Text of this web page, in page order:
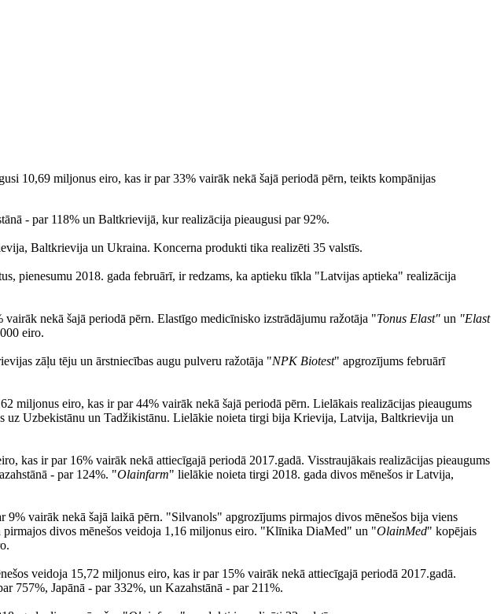
10,69 miljonus eiro, kas ir par 33% vairāk nekā šajā periodā pērn, teikts kompānijas
- par 118% un Baltkrievijā, kur realizācija pieaugusi par 92%.
Baltkrievija un Ukraina. Koncerna produkti tika realizēti 35 valstīs.
pienesumu 2018. gada februārī, ir redzams, ka aptieku tīkla "Latvijas aptieka" realizācija
nekā šajā periodā pērn. Elastīgo medicīnisko izstrādājumu ražotāja "Tonus Elast" un "Elast
eiro.
zāļu tēju un ārstniecības augu pulveru ražotāja "NPK Biotest" apgrozījums februārī
miljonus eiro, kas ir par 44% vairāk nekā šajā periodā pērn. Lielākais realizācijas pieaugums
uz Uzbekistānu un Tadžikistānu. Lielākie noieta tirgi bija Krievija, Latvija, Baltkrievija un
kas ir par 16% vairāk nekā attiecīgajā periodā 2017.gadā. Visstraujākais realizācijas pieaugums
- par 124%. "Olainfarm" lielākie noieta tirgi 2018. gada divos mēnešos ir Latvija,
vairāk nekā šajā laikā pērn. "Silvanols" apgrozījums pirmajos divos mēnešos bija viens
pirmajos divos mēnešos veidoja 1,16 miljonus eiro. "Klīnika DiaMed" un "OlainMed" kopējais
veidoja 15,72 miljonus eiro, kas ir par 15% vairāk nekā attiecīgajā periodā 2017.gadā.
757%, Japānā - par 332%, un Kazahstānā - par 211%.